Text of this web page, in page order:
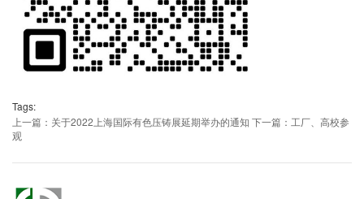
Tags:
上一篇：关于2022上海国际有色压铸展延期举办的通知 下一篇：工厂、高校参
观